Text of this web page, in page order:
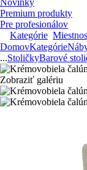
Novinky
Premium produkty
Pre profesionálov
Kategórie
DomovKategórie
...StoličkyBarové
Zobraziť galériu